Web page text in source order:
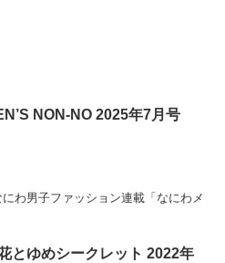
NON-NO 2025年7月号
わ男子ファッション連載「なにわメ
とゆめシークレット 2022年